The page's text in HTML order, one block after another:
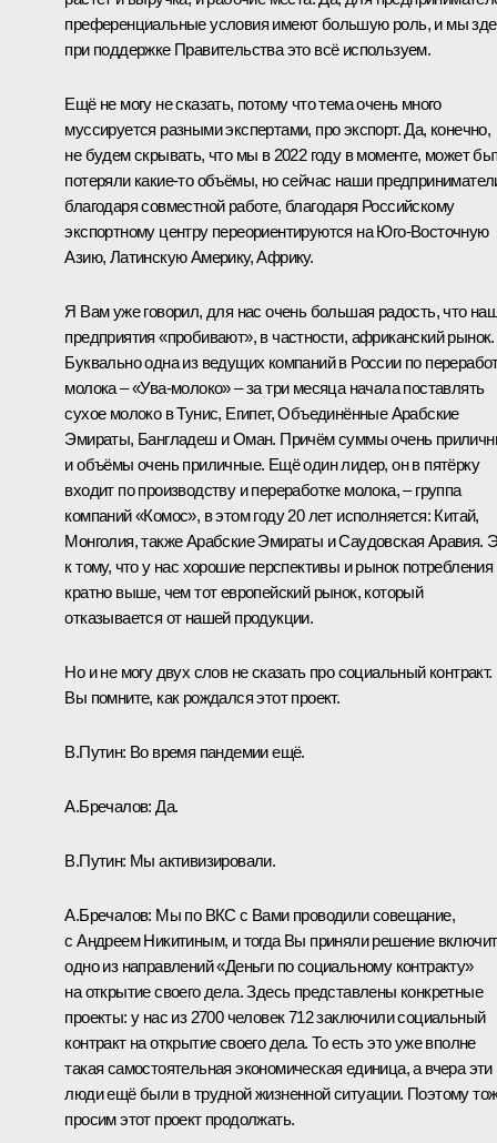
преференциальные условия имеют большую роль, и мы
при поддержке Правительства это всё используем.
Ещё не могу не сказать, потому что тема очень много
муссируется разными экспертами, про экспорт. Да, конечно,
не будем скрывать, что мы в 2022 году в моменте, может
потеряли какие-то объёмы, но сейчас наши
благодаря совместной работе, благодаря Российскому
экспортному центру переориентируются на Юго-Восточную
Азию, Латинскую Америку, Африку.
Я Вам уже говорил, для нас очень большая радость, что
предприятия «пробивают», в частности, африканский рынок.
Буквально одна из ведущих компаний в России по
молока – «Ува-молоко» – за три месяца начала поставлять
сухое молоко в Тунис, Египет, Объединённые Арабские
Эмираты, Бангладеш и Оман. Причём суммы очень
и объёмы очень приличные. Ещё один лидер, он в пятёрку
входит по производству и переработке молока, – группа
компаний «Комос», в этом году 20 лет исполняется: Китай,
Монголия, также Арабские Эмираты и Саудовская Аравия.
к тому, что у нас хорошие перспективы и рынок потребления
кратно выше, чем тот европейский рынок, который
отказывается от нашей продукции.
Но и не могу двух слов не сказать про социальный контракт.
Вы помните, как рождался этот проект.
В.Путин: Во время пандемии ещё.
А.Бречалов:Да.
В.Путин: Мы активизировали.
А.Бречалов: Мы по ВКС с Вами проводили совещание,
с Андреем Никитиным, и тогда Вы приняли решение
одно из направлений «Деньги по социальному контракту»
на открытие своего дела. Здесь представлены конкретные
проекты: у нас из 2700 человек 712 заключили социальный
контракт на открытие своего дела. То есть это уже вполне
такая самостоятельная экономическая единица, а вчера эти
люди ещё были в трудной жизненной ситуации. Поэтому
просим этот проект продолжать.